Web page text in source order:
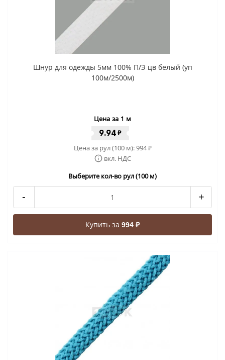
Шнур для одежды 5мм 100% П/Э цв белый (уп
100м/2500м)
Цена за 1 м
9.94 ₽
Цена за рул (100 м):994₽
вкл. НДС
Выберите кол-во рул (100 м)
- +
Купить за 994 ₽